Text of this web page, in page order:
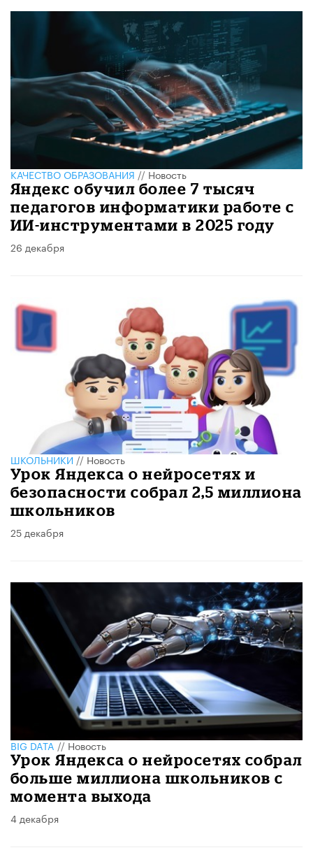
КАЧЕСТВО ОБРАЗОВАНИЯ//Новость
Яндекс обучил более 7 тысяч
педагогов информатики работе с
ИИ-инструментами в 2025 году
26 декабря
ШКОЛЬНИКИ//Новость
Урок Яндекса о нейросетях и
безопасности собрал 2,5 миллиона
школьников
25 декабря
BIG DATA//Новость
Урок Яндекса о нейросетях собрал
больше миллиона школьников с
момента выхода
4 декабря